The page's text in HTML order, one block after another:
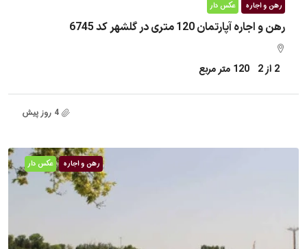
رهن و اجاره عکس دار
رهن و اجاره آپارتمان 120 متری در گلشهر کد 6745
2 از 2 120 متر مربع
4 روز پیش
رهن و اجاره عکس دار